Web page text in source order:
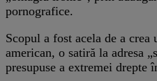
pornografice.
Scopul a fost acela de a
american, o satiră la adresa
presupuse a extremei drepte